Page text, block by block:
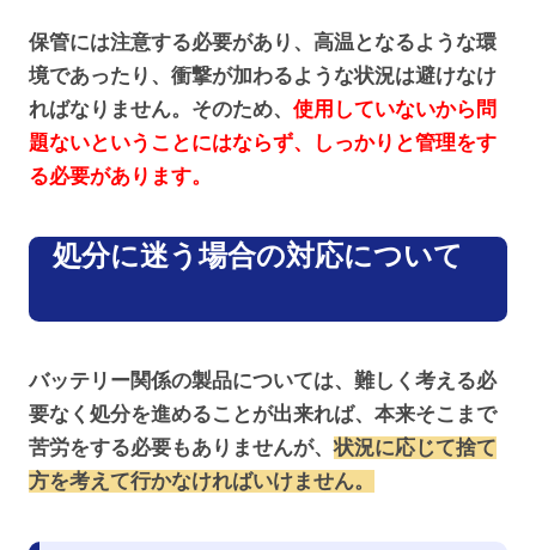
保管には注意する必要があり、高温となるような環
境であったり、衝撃が加わるような状況は避けなけ
ればなりません。そのため、 使用していないから問
題ないということにはならず、しっかりと管理をす
る必要があります。
処分に迷う場合の対応について
バッテリー関係の製品については、難しく考える必
要なく処分を進めることが出来れば、本来そこまで
苦労をする必要もありませんが、状況に応じて捨て
方を考えて行かなければいけません。